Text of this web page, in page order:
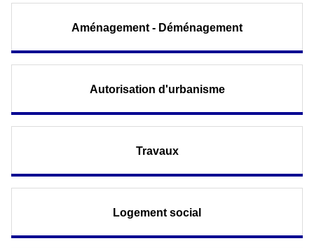
Aménagement - Déménagement
Autorisation d'urbanisme
Travaux
Logement social